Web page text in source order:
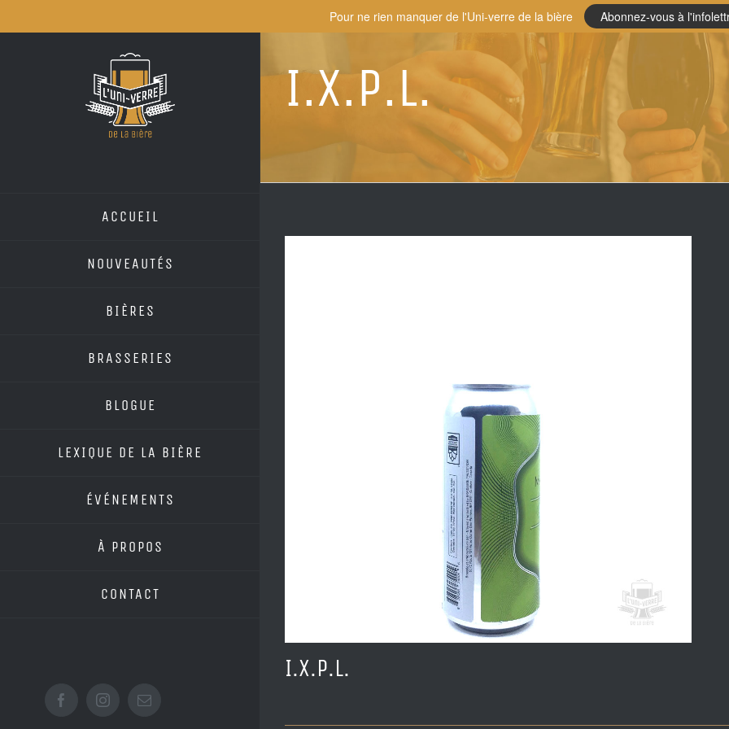
to
ACCUEIL
NOUVEAUTÉS
BIÈRES
BRASSERIES
BLOGUE
LEXIQUE DE LA BIÈRE
ÉVÉNEMENTS
À PROPOS
CONTACT
FacebookInstagramEmail
I.X.P.L.
I.X.P.L.
Pour ne rien manquer de l'Uni-verre de la bière Abonnez-vous à